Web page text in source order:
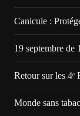
Canicule :
19 septembre de
Retour sur les 4ᵉ
Monde sans